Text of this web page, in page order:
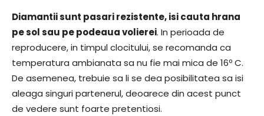
Diamantii sunt pasari rezistente, isi cauta hrana
pe sol sau pe podeaua volierei. In perioada de
reproducere, in timpul clocitului, se recomanda ca
temperatura ambianata sa nu fie mai mica de 16º C.
De asemenea, trebuie sa li se dea posibilitatea sa isi
aleaga singuri partenerul, deoarece din acest punct
de vedere sunt foarte pretentiosi.